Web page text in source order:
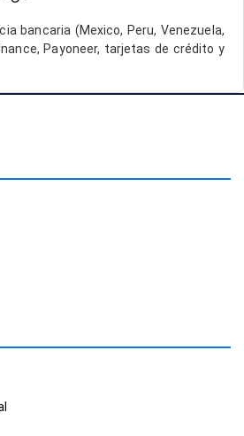
bancaria (Mexico, Peru, Venezuela,
Payoneer, tarjetas de crédito y